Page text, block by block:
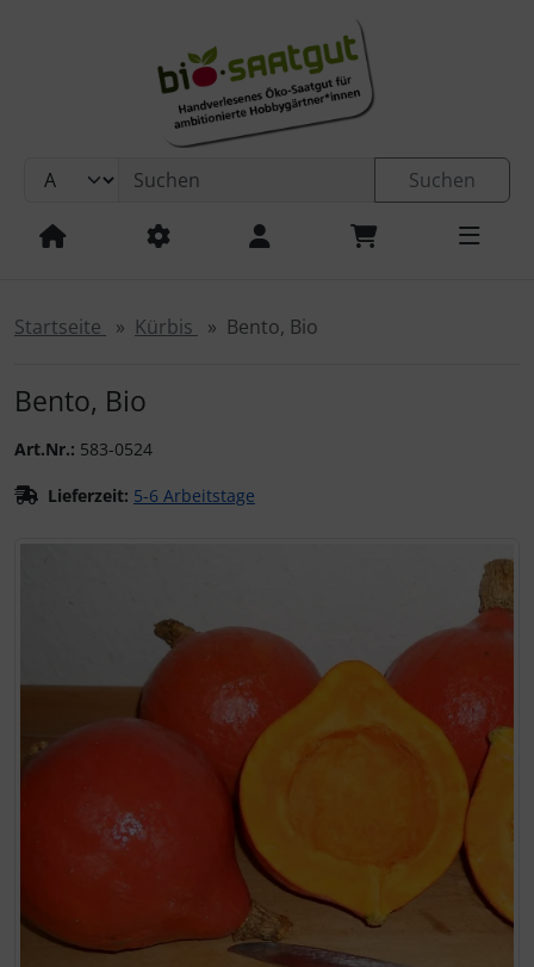
Springe zum Inhalt
Springe zum Login-Button
Springe zum Button für Einstellungen
Suchen
Startseite Kürbis Bento, Bio
Bento, Bio
Art.Nr.: 583-0524
Lieferzeit: 5-6 Arbeitstage